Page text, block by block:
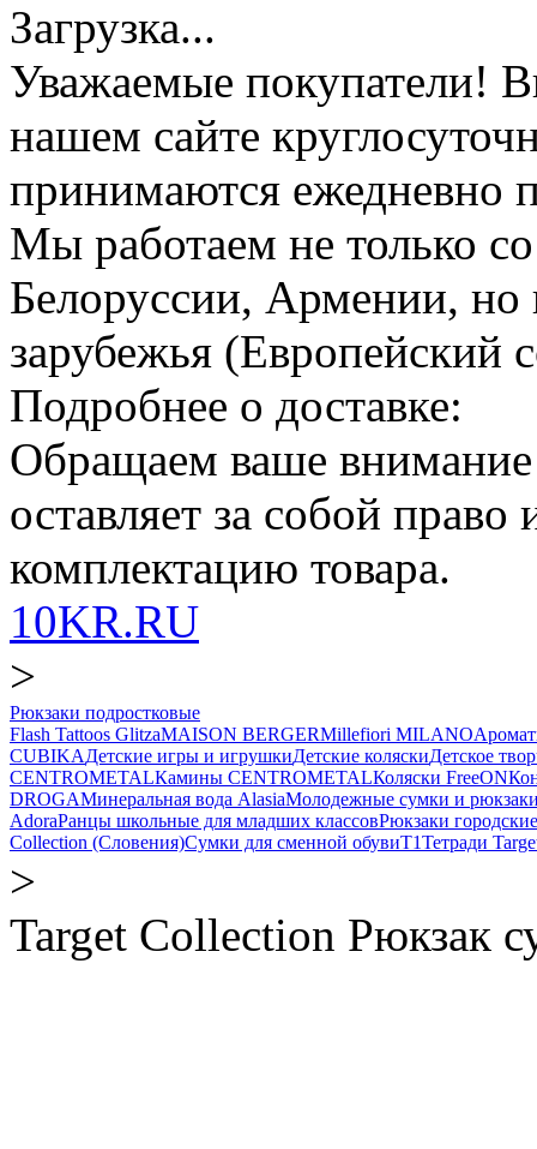
Загрузка...
Уважаемые покупатели!
нашем сайте
принимаются ежедневно
Мы работаем не только
Белоруссии, Армении, но
зарубежья
Подробнее о доставке:
Обращаем ваше внимание
оставляет за собой
комплектацию товара.
10KR.RU
>
Рюкзаки подростковые
Flash Tattoos GlitzaMAISON BERGERMillefiori MILANO
CUBIKAДетские игры и игрушкиДетские коляскиДетское
CENTROMETALКамины CENTROMETALКоляски FreeON
DROGAМинеральная вода AlasiaМолодежные сумки и
AdoraРанцы школьные для младших классовРюкзаки городские
Collection (Словения)Сумки для сменной обувиТ1Тетради
>
Target Collection Рюкзак